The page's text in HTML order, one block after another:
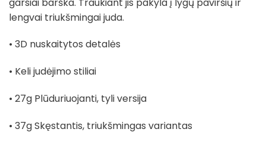
lengvai triukšmingai juda.
• 3D nuskaitytos detalės
• Keli judėjimo stiliai
• 27g Plūduriuojanti, tyli versija
• 37g Skęstantis, triukšmingas variantas